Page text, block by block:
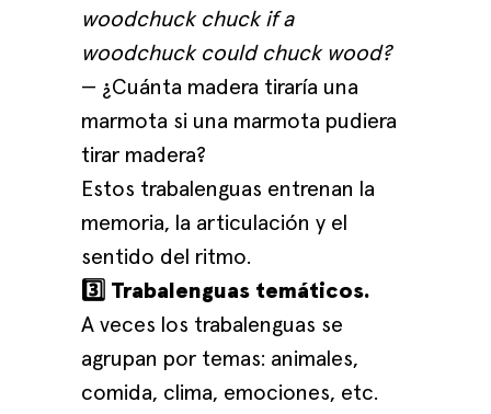
woodchuck chuck if a
woodchuck could chuck wood?
— ¿Cuánta madera tiraría una
marmota si una marmota pudiera
tirar madera?
Estos trabalenguas entrenan la
memoria, la articulación y el
sentido del ritmo.
3️⃣ Trabalenguas temáticos.
A veces los trabalenguas se
agrupan por temas: animales,
comida, clima, emociones, etc.